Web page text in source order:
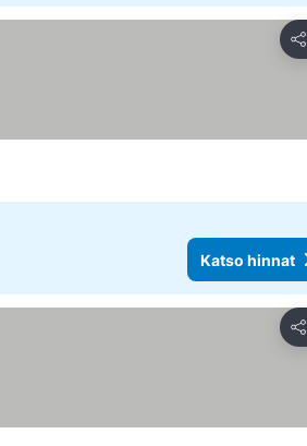
Jaa
Katso hinnat
Jaa